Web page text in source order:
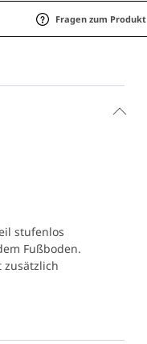
Fragen zum Produkt
stufenlos
Fußboden.
zusätzlich